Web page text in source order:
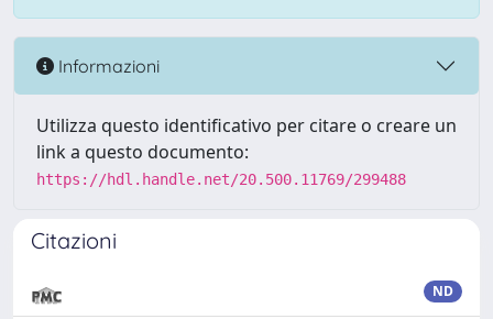
Informazioni
Utilizza questo identificativo per citare o creare un
link a questo documento:
https://hdl.handle.net/20.500.11769/299488
Citazioni
ND